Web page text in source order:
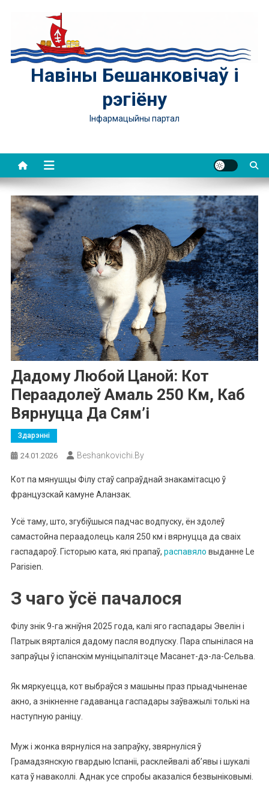
Навіны Бешанковічаў і
рэгіёну
Інфармацыйны партал
Дадому Любой Цаной: Кот
Пераадолеў Амаль 250 Км, Каб
Вярнуцца Да Сям’і
Здарэнні
24.01.2026 Beshankovichi.by
Кот па мянушцы Філу стаў сапраўднай знакамітасцю ў
французскай камуне Аланзак.
Усё таму, што, згубіўшыся падчас водпуску, ён здолеў
самастойна пераадолець каля 250 км і вярнуцца да сваіх
гаспадароў. Гісторыю ката, які прапаў, распавяло выданне Le
Parisien.
З чаго ўсё пачалося
Філу знік 9-га жніўня 2025 года, калі яго гаспадары Эвелін і
Патрык вярталіся дадому пасля водпуску. Пара спынілася на
запраўцы ў іспанскім муніцыпалітэце Масанет-дэ-ла-Сельва.
Як мяркуецца, кот выбраўся з машыны праз прыадчыненае
акно, а знікненне гадаванца гаспадары заўважылі толькі на
наступную раніцу.
Муж і жонка вярнуліся на запраўку, звярнуліся ў
Грамадзянскую гвардыю Іспаніі, расклейвалі аб’явы і шукалі
ката ў наваколлі. Аднак усе спробы аказаліся безвыніковымі.